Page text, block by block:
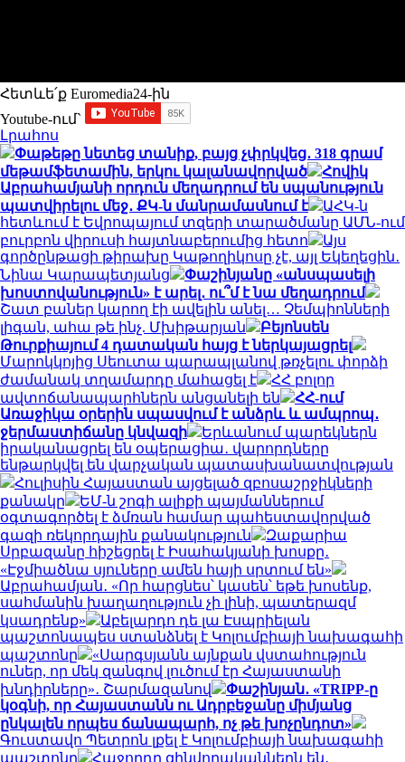
Հետևե՛ք Euromedia24-ին
Youtube-ում`
Լրահոս
Փաթեթը նետեց տանիք, բայց չփրկվեց․ 318 գրամ
մեթամֆետամին, երկու կալանավորված
Հովիկ
Աբրահամյանի որդուն մեղադրում են սպանություն
պատվիրելու մեջ․ ՔԿ-ն մանրամասնում է
ԱՀԿ-ն
հետևում է Եվրոպայում տզերի տարածմանը ԱՄՆ-ում
բուրբոն վիրուսի հայտնաբերումից հետո
Այս
գործընթացի թիրախը Կաթողիկոսը չէ, այլ Եկեղեցին․
Նինա Կարապետյանց
Փաշինյանը «անսպասելի
խոստովանություն» է արել․ ու՞մ է նա մեղադրում
Շատ բաներ կարող էի ավելին անել… Չեմպիոնների
լիգան, ահա թե ինչ. Մխիթարյան
Բեյոնսեն
Թուրքիայում 4 դատական հայց է ներկայացրել
Մարոկկոյից Սեուտա պարապլանով թռչելու փորձի
ժամանակ տղամարդը մահացել է
ՀՀ բոլոր
ավտոճանապարհներն անցանելի են
ՀՀ-ում
Առաջիկա օրերին սպասվում է անձրև և ամպրոպ․
ջերմաստիճանը կնվազի
Երևանում պարեկներն
իրականացրել են օպերացիա․ վարորդները
ենթարկվել են վարչական պատասխանատվության
Հուլիսին Հայաստան այցելած զբոսաշրջիկների
քանակը
ԵՄ-ն շոգի ալիքի պայմաններում
օգտագործել է ձմռան համար պահեստավորված
գազի ռեկորդային քանակություն
Զաքարիա
Սրբազանը հիշեցրել է Իսահակյանի խոսքը․
«Էջմիածնա սյուները ամեն հայի սրտում են»
Աբրահամյան․ «Որ հարցնես՝ կասեն՝ եթե խոսենք,
սահմանին խաղաղություն չի լինի, պատերազմ
կսադրենք»
Աբելարդո դե լա Էսպրիելան
պաշտոնապես ստանձնել է Կոլումբիայի նախագահի
պաշտոնը
«Սարգսյանն այնքան վստահություն
ուներ, որ մեկ զանգով լուծում էր Հայաստանի
խնդիրները»․ Շարմազանով
Փաշինյան․ «TRIPP-ը
կօգնի, որ Հայաստանն ու Ադրբեջանը միմյանց
ընկալեն որպես ճանապարհ, ոչ թե խոչընդոտ»
Գուստավո Պետրոն լքել է Կոլումբիայի նախագահի
պաշտոնը
Հաջորդը զինվորականներն են․